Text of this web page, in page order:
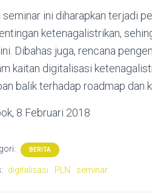
seminar ini diharapkan terjadi
ketenagalistrikan,
Dibahas juga, rencana
kaitan digitalisasi
balik terhadap roadmap dan
8 Februari 2018
BERITA
digitalisasi PLN seminar